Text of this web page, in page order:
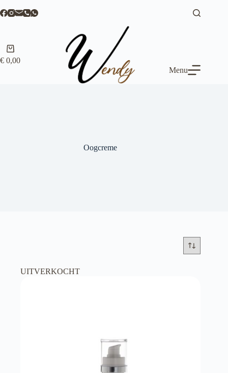
naar
Winkelwagen
€ 0,00
Menu
Oogcreme
UITVERKOCHT